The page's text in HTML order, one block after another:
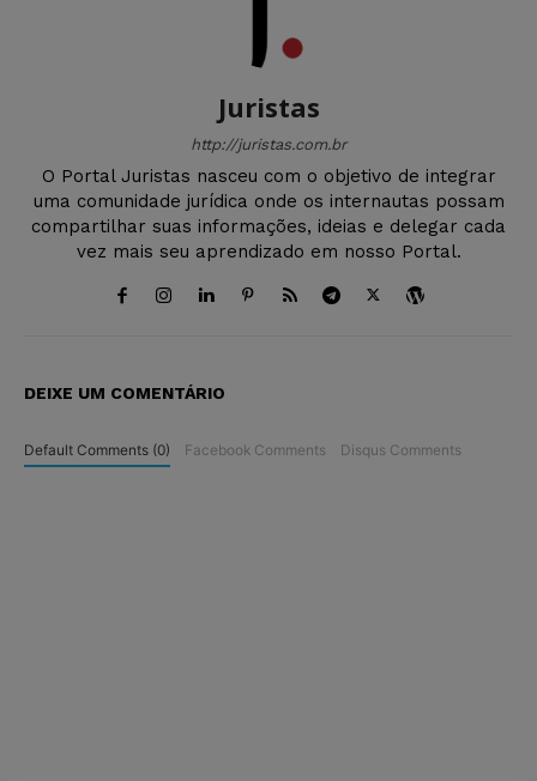
Juristas
http://juristas.com.br
O Portal Juristas nasceu com o objetivo de integrar
uma comunidade jurídica onde os internautas possam
compartilhar suas informações, ideias e delegar cada
vez mais seu aprendizado em nosso Portal.
DEIXE UM COMENTÁRIO
Default Comments (0) Facebook Comments Disqus Comments